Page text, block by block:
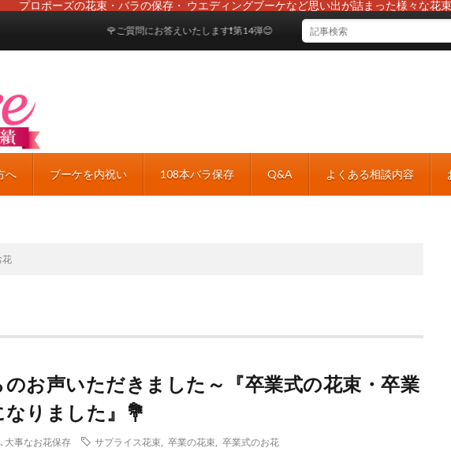
プロポーズの花束・バラの保存・ ウエディングブーケなど思い出が詰まった様々な花
へ ブーケを内祝い 108本バラ保存 Q&A よくある相談内容
🌹ご質問にお答えいたします❗第14弾😊
花
のお声いただきました～『卒業式の花束・卒業
りました』💐
大事なお花保存 サプライス花束 卒業の花束 卒業式のお花